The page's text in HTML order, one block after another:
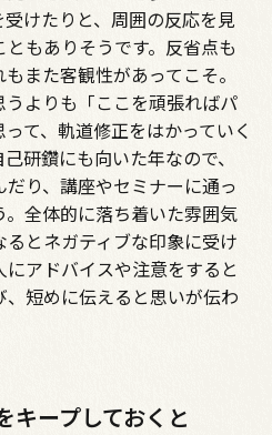
けたりと、周囲の反応を見
もありそうです。反省点も
また客観性があってこそ。
うよりも「ここを頑張ればパ
て、軌道修正をはかっていく
研鑽にも向いた年なので、
り、講座やセミナーに通っ
全体的に落ち着いた雰囲気
とネガティブな印象に受け
アドバイスや注意をすると
短めに伝えると思いが伝わ
キープしておくと